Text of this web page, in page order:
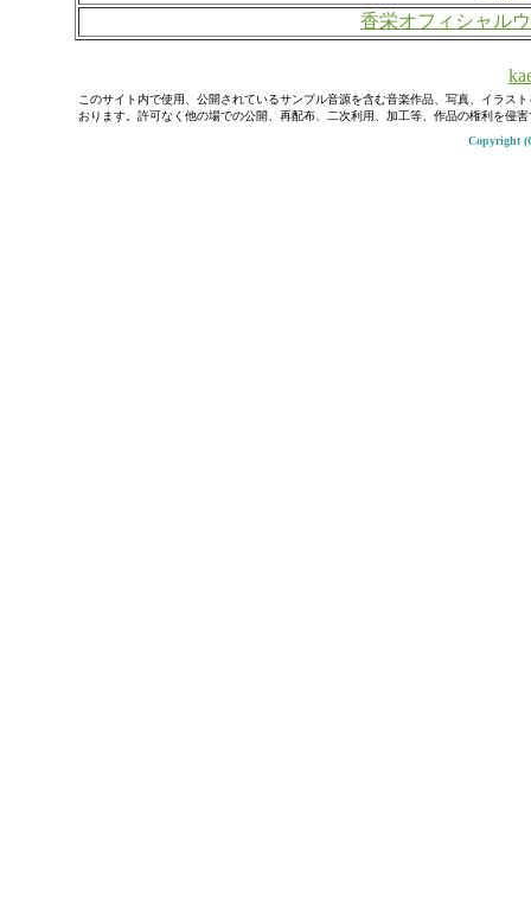
香栄オフィシャル
このサイト内で使用、公開されているサンプル音源を含む音楽作品、写真、イラス
おります。許可なく他の場での公開、再配布、二次利用、加工等、作品の権利を侵
Copyright